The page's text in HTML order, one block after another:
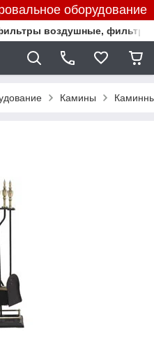
оборудование
воздушные,
Камины